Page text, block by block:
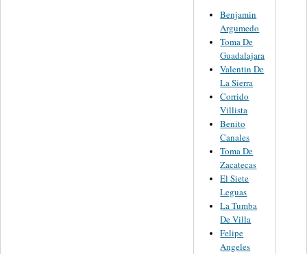
Benjamin
Argumedo
Toma De
Guadalajara
Valentin De
La Sierra
Corrido
Villista
Benito
Canales
Toma De
Zacatecas
El Siete
Leguas
La Tumba
De Villa
Felipe
Angeles